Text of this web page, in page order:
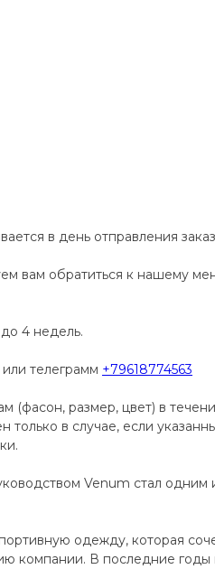
в день отправления
вам обратиться к нашему
4 недель.
телеграмм +79618774563
размер, цвет) в
только в случае, если
Venum стал
одежду, которая
компании. В последние